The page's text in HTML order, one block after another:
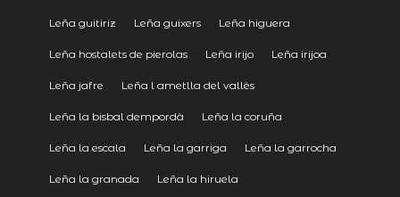
Leña guitiriz Leña guixers Leña higuera
Leña hostalets de pierolas Leña irijo Leña irijoa
Leña jafre Leña l ametlla del vallès
Leña la bisbal dempordà Leña la coruña
Leña la escala Leña la garriga Leña la garrocha
Leña la granada Leña la hiruela